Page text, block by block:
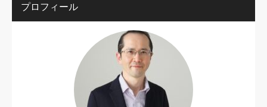
プロフィール